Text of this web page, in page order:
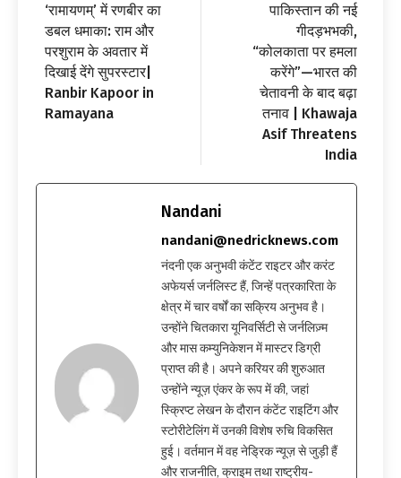
‘रामायणम्’ में रणबीर का
डबल धमाका: राम और
परशुराम के अवतार में
दिखाई देंगे सुपरस्टार|
Ranbir Kapoor in
Ramayana
पाकिस्तान की नई
गीदड़भभकी,
“कोलकाता पर हमला
करेंगे”—भारत की
चेतावनी के बाद बढ़ा
तनाव | Khawaja
Asif Threatens
India
Nandani
nandani@nedricknews.com
नंदनी एक अनुभवी कंटेंट राइटर और करंट
अफेयर्स जर्नलिस्ट हैं, जिन्हें पत्रकारिता के
क्षेत्र में चार वर्षों का सक्रिय अनुभव है।
उन्होंने चितकारा यूनिवर्सिटी से जर्नलिज़्म
और मास कम्युनिकेशन में मास्टर डिग्री
प्राप्त की है। अपने करियर की शुरुआत
उन्होंने न्यूज़ एंकर के रूप में की, जहां
स्क्रिप्ट लेखन के दौरान कंटेंट राइटिंग और
स्टोरीटेलिंग में उनकी विशेष रुचि विकसित
हुई। वर्तमान में वह नेड्रिक न्यूज़ से जुड़ी हैं
और राजनीति, क्राइम तथा राष्ट्रीय-